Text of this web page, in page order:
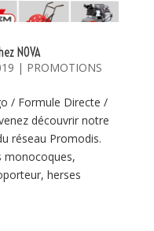
NOVA
| PROMOTIONS
/ Formule Directe /
découvrir notre
réseau Promodis.
monocoques,
herses